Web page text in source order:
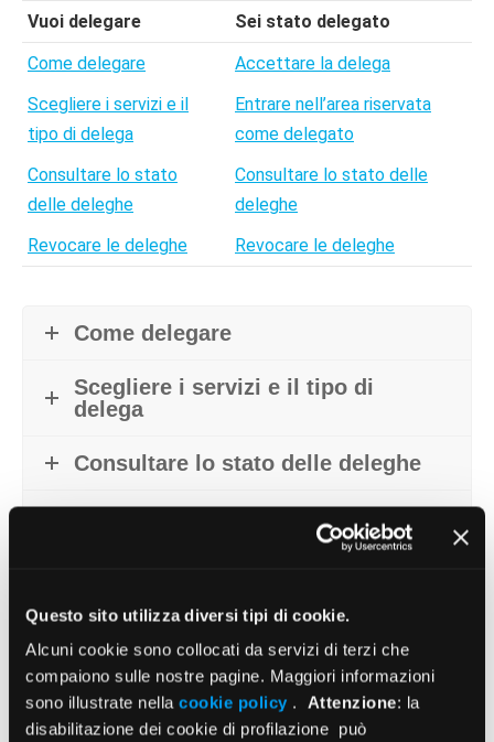
Questo sito utilizza diversi tipi di cookie.
Alcuni cookie sono collocati da servizi di terzi che
compaiono sulle nostre pagine. Maggiori informazioni
sono illustrate nella cookie policy . Attenzione: la
disabilitazione dei cookie di profilazione può
Vuoi delegare
Sei stato delegato
Come delegare
Scegliere i servizi e il
tipo di delega
Consultare lo stato
delle deleghe
Revocare le deleghe
Accettare la delega
Entrare nell’area riservata
come delegato
Consultare lo stato delle
deleghe
Revocare le deleghe
Come delegare
Scegliere i servizi e il tipo di
delega
Consultare lo stato delle deleghe
Entrare nell'area riservata come
delegato
Come fare per